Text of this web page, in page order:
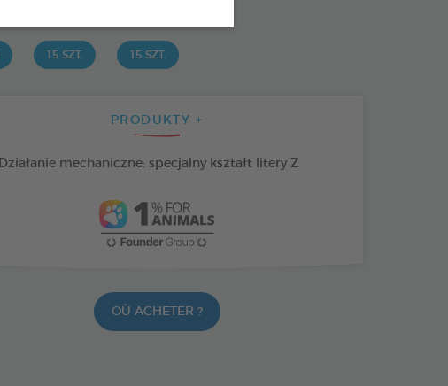
15 SZT. 15 SZT.
PRODUKTY +
Działanie mechaniczne: specjalny kształt litery Z
OÙ ACHETER ?